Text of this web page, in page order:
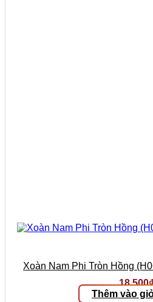
Xoàn Nam Phi Tròn Hồng
18.500₫
Thêm vào